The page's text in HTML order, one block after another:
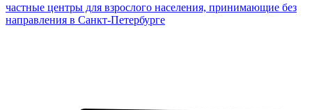
частные центры для взрослого населения, принимающие без
направления в Санкт-Петербурге